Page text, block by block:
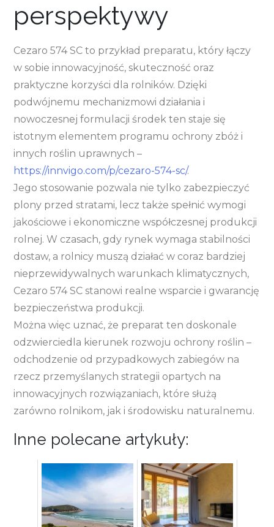
perspektywy
Cezaro 574 SC to przykład preparatu, który łączy
w sobie innowacyjność, skuteczność oraz
praktyczne korzyści dla rolników. Dzięki
podwójnemu mechanizmowi działania i
nowoczesnej formulacji środek ten staje się
istotnym elementem programu ochrony zbóż i
innych roślin uprawnych –
https://innvigo.com/p/cezaro-574-sc/.
Jego stosowanie pozwala nie tylko zabezpieczyć
plony przed stratami, lecz także spełnić wymogi
jakościowe i ekonomiczne współczesnej produkcji
rolnej. W czasach, gdy rynek wymaga stabilności
dostaw, a rolnicy muszą działać w coraz bardziej
nieprzewidywalnych warunkach klimatycznych,
Cezaro 574 SC stanowi realne wsparcie i gwarancję
bezpieczeństwa produkcji.
Można więc uznać, że preparat ten doskonale
odzwierciedla kierunek rozwoju ochrony roślin –
odchodzenie od przypadkowych zabiegów na
rzecz przemyślanych strategii opartych na
innowacyjnych rozwiązaniach, które służą
zarówno rolnikom, jak i środowisku naturalnemu.
Inne polecane artykuły: